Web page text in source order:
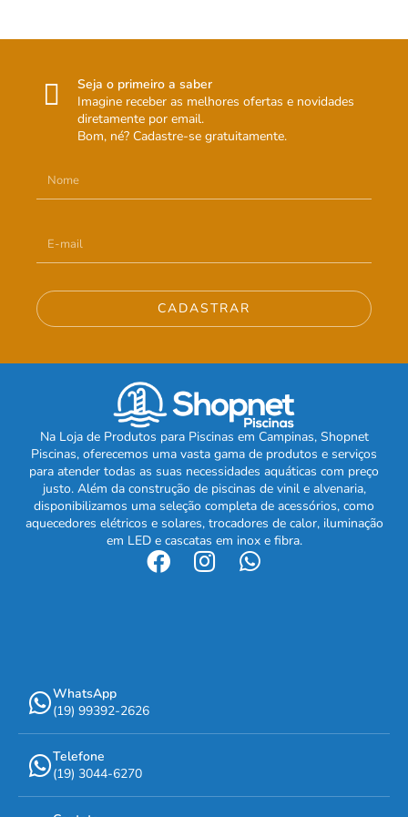
Seja o primeiro a saber
Imagine receber as melhores ofertas e novidades
diretamente por email.
Bom, né? Cadastre-se gratuitamente.
CADASTRAR
Na Loja de Produtos para Piscinas em Campinas, Shopnet
Piscinas, oferecemos uma vasta gama de produtos e serviços
para atender todas as suas necessidades aquáticas com preço
justo. Além da construção de piscinas de vinil e alvenaria,
disponibilizamos uma seleção completa de acessórios, como
aquecedores elétricos e solares, trocadores de calor, iluminação
em LED e cascatas em inox e fibra.
WhatsApp
(19) 99392-2626
Telefone
(19) 3044-6270